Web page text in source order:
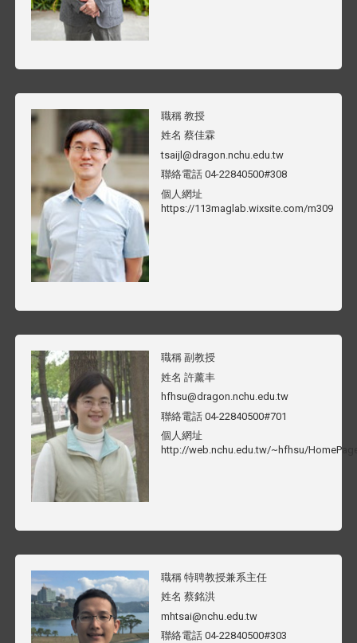
職稱 教授
姓名 蔡佳霖
tsaijl@dragon.nchu.edu.tw
聯絡電話 04-22840500#308
個人網址
https://113maglab.wixsite.com/m309
職稱 副教授
姓名 許薰丰
hfhsu@dragon.nchu.edu.tw
聯絡電話 04-22840500#701
個人網址
http://web.nchu.edu.tw/~hfhsu/
職稱 特聘教授兼系主任
姓名 蔡銘洪
mhtsai@nchu.edu.tw
聯絡電話 04-22840500#303